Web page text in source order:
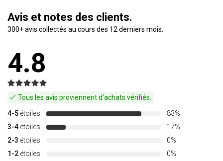
Avis et notes des clients.
300+ avis collectés au cours des 12 derniers mois.
4.8
Tous les avis proviennent d'achats vérifiés.
4-5 étoiles
83%
3-4 étoiles
17%
2-3 étoiles
0%
1-2 étoiles 0%